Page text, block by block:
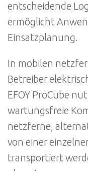
entscheidende
ermöglicht
Einsatzplanung.
In mobilen
Betreiber
EFOY ProCube
wartungsfreie
netzferne,
von einer
transportiert